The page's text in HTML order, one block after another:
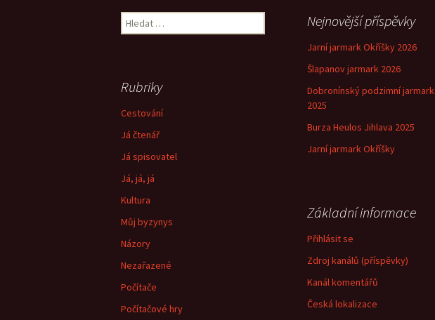
Vyhledávání Nejnovější příspěvky
Jarní jarmark Okříšky 2026
Šlapanov jarmark 2026
Dobronínský podzimní jarmark
2025
Burza Heulos Jihlava 2025
Jarní jarmark Okříšky
Rubriky
Cestování
Já čtenář
Já spisovatel
Já, já, já
Kultura
Můj byzynys
Názory
Nezařazené
Počítače
Počítačové hry
Základní informace
Přihlásit se
Zdroj kanálů (příspěvky)
Kanál komentářů
Česká lokalizace